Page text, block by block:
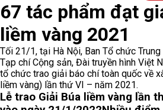
67 tác phẩm đạt
liềm vàng 2021
Tối 21/1, tại Hà Nội, Ban Tổ chức
Tạp chí Cộng sản, Đài truyền hình Việt
tổ chức trao giải báo chí toàn quốc về
liềm vàng) lần thứ VI – năm 2021.
Lễ trao Giải Búa liềm vàng lần